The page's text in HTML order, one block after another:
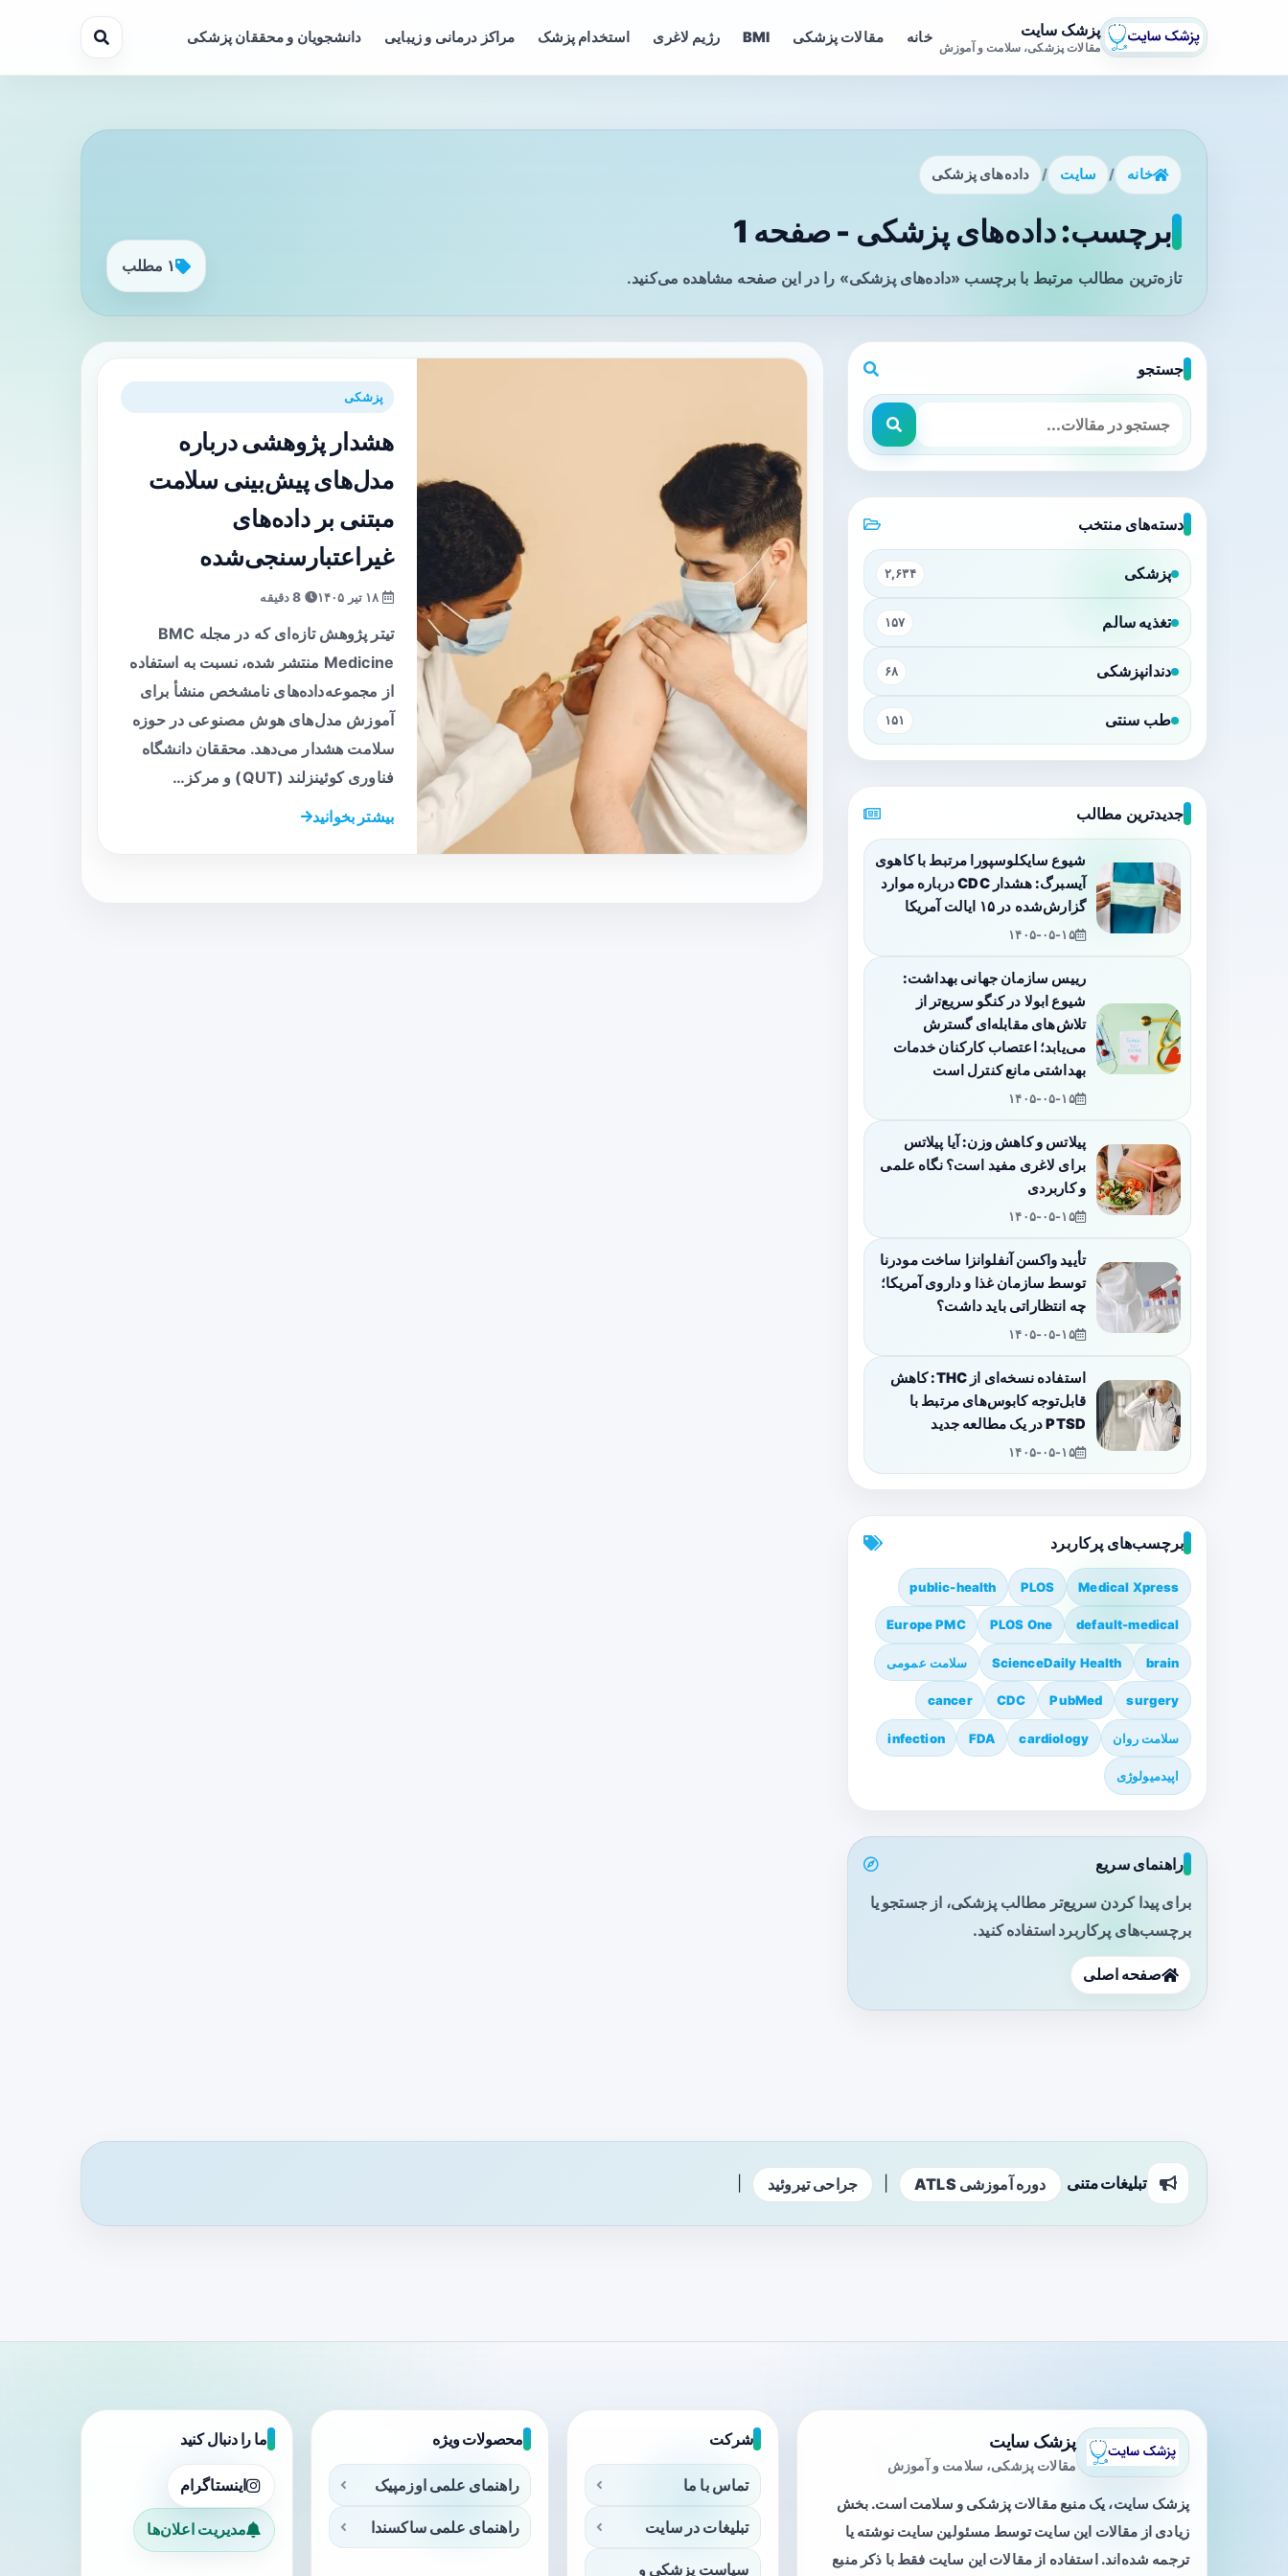
پزشک سایت
مقالات پزشکی، سلامت و آموزش
خانه مقالات پزشکی BMI رژیم لاغری استخدام پزشک مراکز درمانی و زیبایی دانشجویان و محققان پزشکی
خانه / سایت / داده‌های پزشکی
برچسب: داده‌های پزشکی - صفحه 1
تازه‌ترین مطالب مرتبط با برچسب «داده‌های پزشکی» را در این صفحه مشاهده می‌کنید.
۱ مطلب
پزشکی
هشدار پژوهشی درباره
مدل‌های پیش‌بینی سلامت
مبتنی بر داده‌های
غیراعتبارسنجی‌شده
تیتر پژوهش تازه‌ای که در مجله BMC
Medicine منتشر شده، نسبت به استفاده
از مجموعه‌داده‌های نامشخص منشأ برای
آموزش مدل‌های هوش مصنوعی در حوزه
سلامت هشدار می‌دهد. محققان دانشگاه
فناوری کوئینزلند (QUT) و مرکز…
بیشتر بخوانید
جستجو
دسته‌های منتخب
پزشکی ۲,۶۳۴
تغذیه سالم ۱۵۷
دندانپزشکی ۶۸
طب سنتی ۱۵۱
جدیدترین مطالب
شیوع سایکلوسپورا مرتبط با کاهوی
آیسبرگ: هشدار CDC درباره موارد
گزارش‌شده در ۱۵ ایالت آمریکا
۱۴۰۵-۰۵-۱۵
رییس سازمان جهانی بهداشت:
شیوع ابولا در کنگو سریع‌تر از
تلاش‌های مقابله‌ای گسترش
می‌یابد؛ اعتصاب کارکنان خدمات
بهداشتی مانع کنترل است
۱۴۰۵-۰۵-۱۵
پیلاتس و کاهش وزن: آیا پیلاتس
برای لاغری مفید است؟ نگاه علمی
و کاربردی
۱۴۰۵-۰۵-۱۵
تأیید واکسن آنفلوانزا ساخت مودرنا
توسط سازمان غذا و داروی آمریکا؛
چه انتظاراتی باید داشت؟
۱۴۰۵-۰۵-۱۵
استفاده نسخه‌ای از THC: کاهش
قابل‌توجه کابوس‌های مرتبط با
PTSD در یک مطالعه جدید
۱۴۰۵-۰۵-۱۵
برچسب‌های پرکاربرد
Medical Xpress
PLOS
public-health
default-medical
PLOS One
Europe PMC
brain
ScienceDaily Health سلامت عمومی
surgery
PubMed
CDC
cancer
سلامت روان cardiology
FDA
infection
اپیدمیولوژی
راهنمای سریع
برای پیدا کردن سریع‌تر مطالب پزشکی، از جستجو یا
برچسب‌های پرکاربرد استفاده کنید.
صفحه اصلی
تبلیغات متنی دوره آموزشی ATLS جراحی تیروئید
پزشک سایت
مقالات پزشکی، سلامت و آموزش
پزشک سایت، یک منبع مقالات پزشکی و سلامت است. بخش
زیادی از مقالات این سایت توسط مسئولین سایت نوشته یا
ترجمه شده‌اند. استفاده از مقالات این سایت فقط با ذکر منبع
شرکت
تماس با ما
تبلیغات در سایت
سیاست پزشکی و
محصولات ویژه
راهنمای علمی اوزمپیک
راهنمای علمی ساکسندا
ما را دنبال کنید
اینستاگرام
مدیریت اعلان‌ها